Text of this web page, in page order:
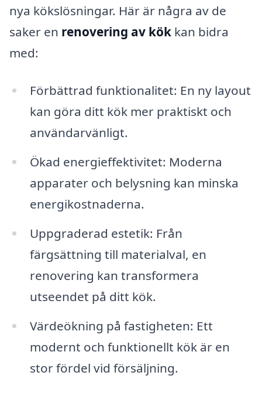
nya kökslösningar. Här är några av de
saker en renovering av kök kan bidra
med:
Förbättrad funktionalitet: En ny layout
kan göra ditt kök mer praktiskt och
användarvänligt.
Ökad energieffektivitet: Moderna
apparater och belysning kan minska
energikostnaderna.
Uppgraderad estetik: Från
färgsättning till materialval, en
renovering kan transformera
utseendet på ditt kök.
Värdeökning på fastigheten: Ett
modernt och funktionellt kök är en
stor fördel vid försäljning.